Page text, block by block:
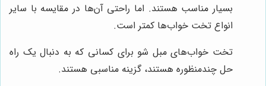
بسیار مناسب هستند. اما راحتی آن‌ها در مقایسه با سایر
انواع تخت خواب‌ها کمتر است.
تخت خواب‌های مبل شو برای کسانی که به دنبال یک راه
حل چندمنظوره هستند، گزینه مناسبی هستند.